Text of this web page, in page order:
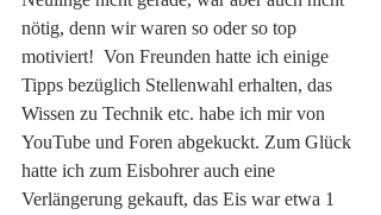
nötig, denn wir waren so oder so top
motiviert!  Von Freunden hatte ich einige
Tipps bezüglich Stellenwahl erhalten, das
Wissen zu Technik etc. habe ich mir von
YouTube und Foren abgekuckt. Zum Glück
hatte ich zum Eisbohrer auch eine
Verlängerung gekauft, das Eis war etwa 1